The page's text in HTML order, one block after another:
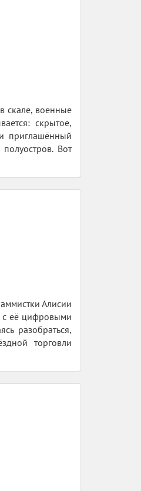
скале, военные
скрытое,
приглашённый
Вот
Алисии
с её цифровыми
разобраться,
торговли